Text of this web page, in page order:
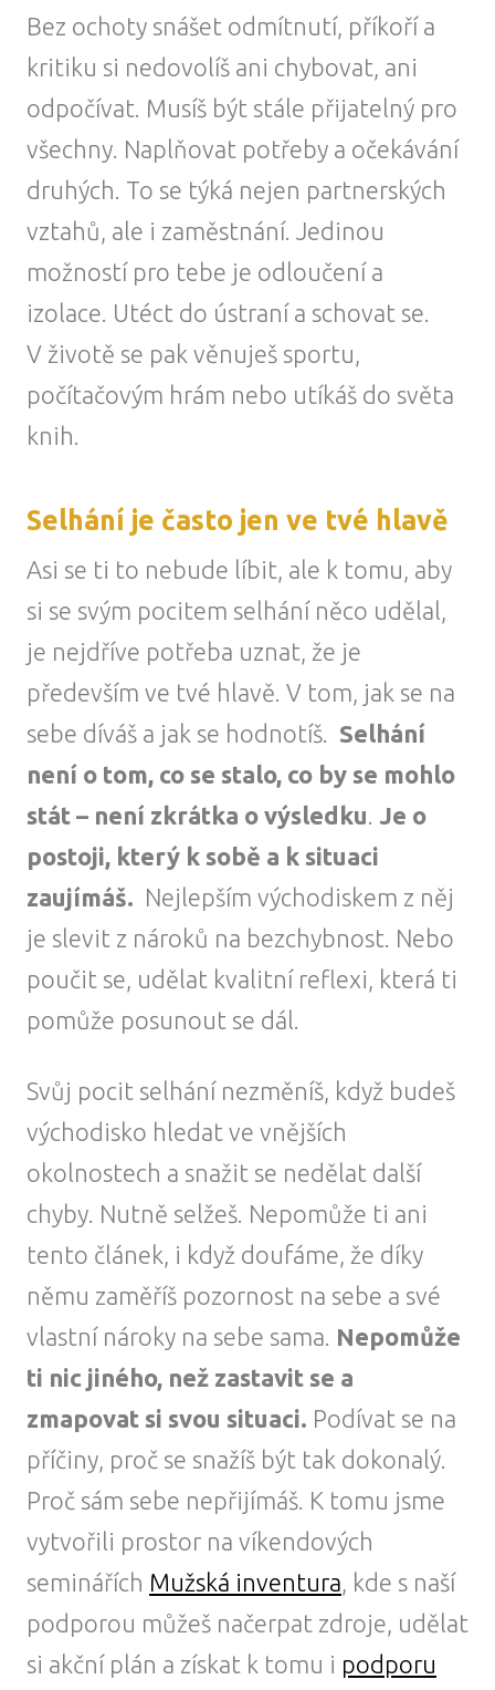
Bez ochoty snášet odmítnutí, příkoří a
kritiku si nedovolíš ani chybovat, ani
odpočívat. Musíš být stále přijatelný pro
všechny. Naplňovat potřeby a očekávání
druhých. To se týká nejen partnerských
vztahů, ale i zaměstnání. Jedinou
možností pro tebe je odloučení a
izolace. Utéct do ústraní a schovat se.
V životě se pak věnuješ sportu,
počítačovým hrám nebo utíkáš do světa
knih.
Selhání je často jen ve tvé hlavě
Asi se ti to nebude líbit, ale k tomu, aby
si se svým pocitem selhání něco udělal,
je nejdříve potřeba uznat, že je
především ve tvé hlavě. V tom, jak se na
sebe díváš a jak se hodnotíš. Selhání
není o tom, co se stalo, co by se mohlo
stát – není zkrátka o výsledku. Je o
postoji, který k sobě a k situaci
zaujímáš. Nejlepším východiskem z něj
je slevit z nároků na bezchybnost. Nebo
poučit se, udělat kvalitní reflexi, která ti
pomůže posunout se dál.
Svůj pocit selhání nezměníš, když budeš
východisko hledat ve vnějších
okolnostech a snažit se nedělat další
chyby. Nutně selžeš. Nepomůže ti ani
tento článek, i když doufáme, že díky
němu zaměříš pozornost na sebe a své
vlastní nároky na sebe sama. Nepomůže
ti nic jiného, než zastavit se a
zmapovat si svou situaci. Podívat se na
příčiny, proč se snažíš být tak dokonalý.
Proč sám sebe nepřijímáš. K tomu jsme
vytvořili prostor na víkendových
seminářích Mužská inventura, kde s naší
podporou můžeš načerpat zdroje, udělat
si akční plán a získat k tomu i podporu